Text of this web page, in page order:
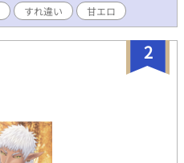
すれ違い 甘エロ
2